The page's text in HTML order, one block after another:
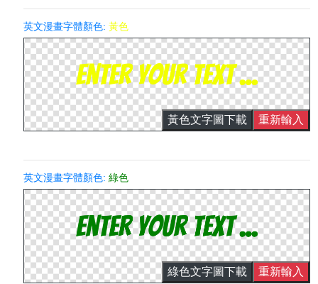
英文漫畫字體顏色:黃色
黃色文字圖下載 重新輸入
英文漫畫字體顏色:綠色
綠色文字圖下載 重新輸入